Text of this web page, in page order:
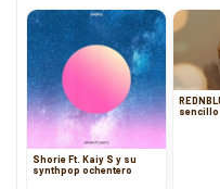
Shorie Ft. Kaiy S y su
synthpop ochentero
sencillo